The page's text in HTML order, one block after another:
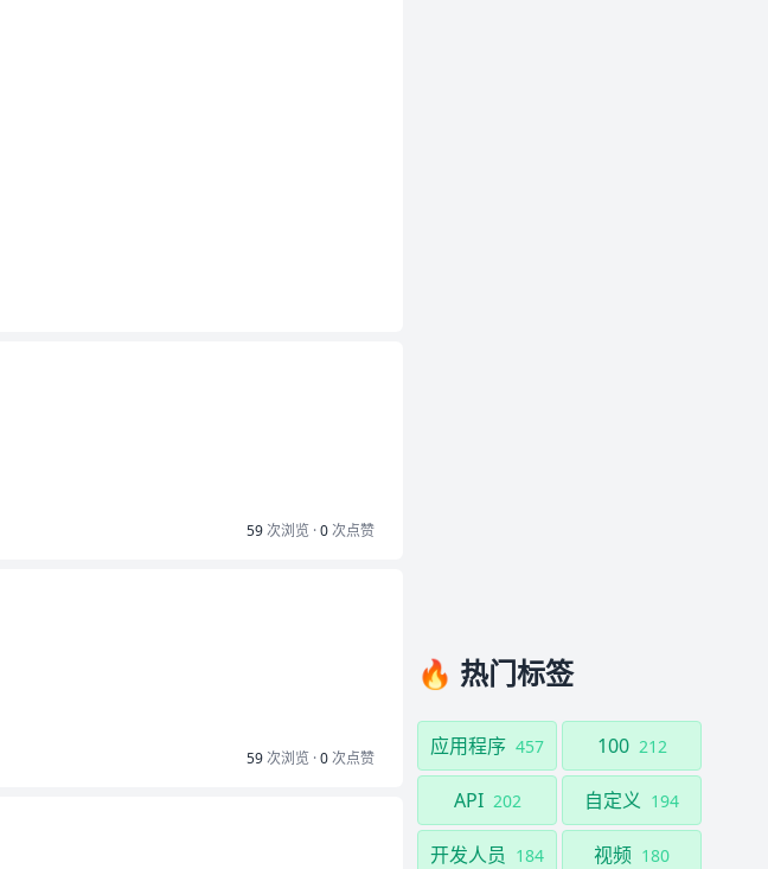
59次浏览 ·0次点赞
59次浏览 ·0次点赞
🔥 热门标签
应用程序 457 100 212
API 202 自定义 194
开发人员 184 视频 180